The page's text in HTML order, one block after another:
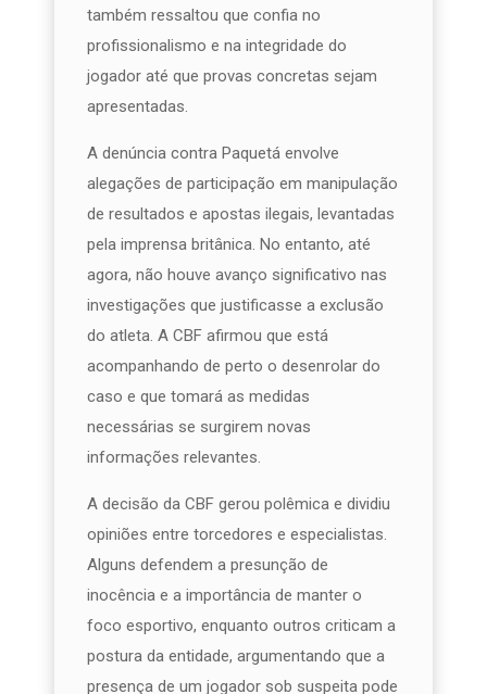
também ressaltou que confia no
profissionalismo e na integridade do
jogador até que provas concretas sejam
apresentadas.
A denúncia contra Paquetá envolve
alegações de participação em manipulação
de resultados e apostas ilegais, levantadas
pela imprensa britânica. No entanto, até
agora, não houve avanço significativo nas
investigações que justificasse a exclusão
do atleta. A CBF afirmou que está
acompanhando de perto o desenrolar do
caso e que tomará as medidas
necessárias se surgirem novas
informações relevantes.
A decisão da CBF gerou polêmica e dividiu
opiniões entre torcedores e especialistas.
Alguns defendem a presunção de
inocência e a importância de manter o
foco esportivo, enquanto outros criticam a
postura da entidade, argumentando que a
presença de um jogador sob suspeita pode